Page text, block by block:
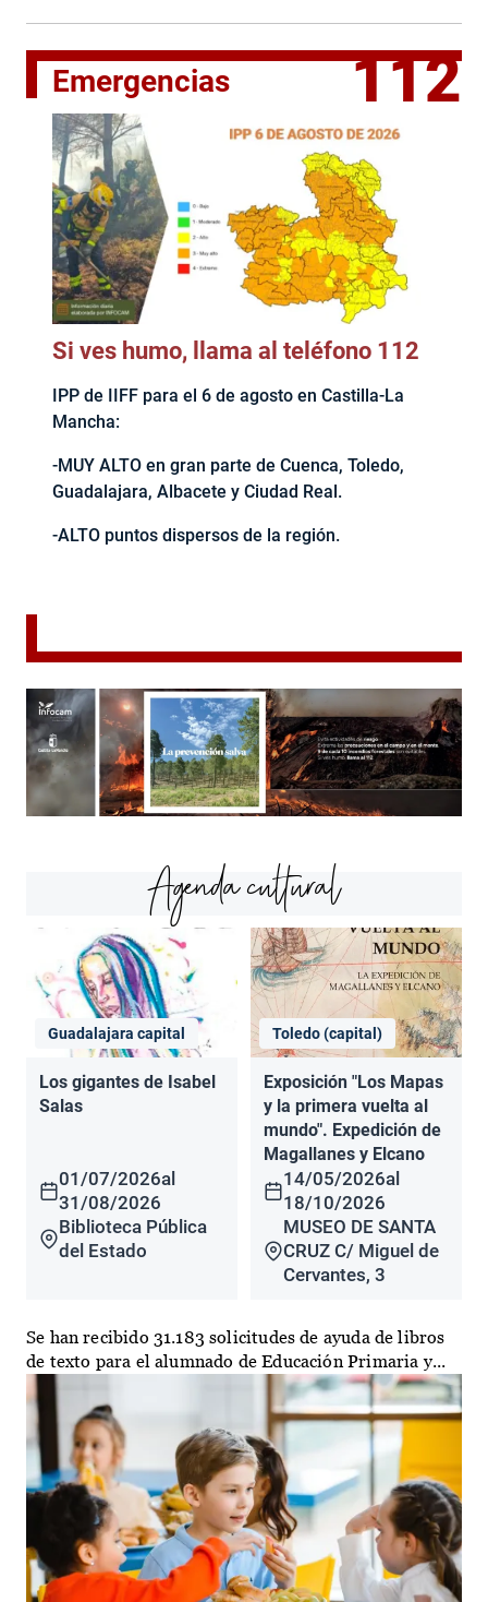
Emergencias 112
Si ves humo, llama al teléfono 112
IPP de IIFF para el 6 de agosto en Castilla-La
Mancha:
-MUY ALTO en gran parte de Cuenca, Toledo,
Guadalajara, Albacete y Ciudad Real.
-ALTO puntos dispersos de la región.
Agenda cultural
Guadalajara capital
Los gigantes de Isabel
Salas
01/07/2026al
31/08/2026
Biblioteca Pública
del Estado
Toledo (capital)
Exposición "Los Mapas
y la primera vuelta al
mundo". Expedición de
Magallanes y Elcano
14/05/2026al
18/10/2026
MUSEO DE SANTA
CRUZ C/ Miguel de
Cervantes, 3
Se han recibido 31.183 solicitudes de ayuda de libros
de texto para el alumnado de Educación Primaria y...